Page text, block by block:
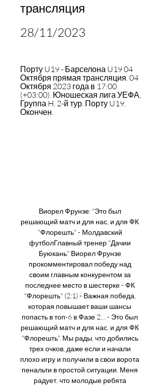
трансляция
28/11/2023
Порту U19 - Барселона U19 04
Октября прямая трансляция. 04
Октября 2023 года в 17:00
(+03:00). Юношеская лига УЕФА,
Группа H. 2-й тур. Порту U19.
Окончен.
Виорел Фрунзе: "Это был
решающий матч и для нас, и для ФК
"Флорешть" - Молдавский
футболГлавный тренер "Дачии
Буюкань" Виорел Фрунзе
прокомментировал победу над
своим главным конкурентом за
последнее место в шестерке - ФК
"Флорешть" (2:1) - Важная победа,
которая повышает ваши шансы
попасть в топ-6 в Фазе 2… - Это был
решающий матч и для нас, и для ФК
"Флорешть". Мы рады, что добились
трех очков, даже если и начали
плохо игру и получили в свои ворота
пенальти в простой ситуации. Меня
радует, что молодые ребята